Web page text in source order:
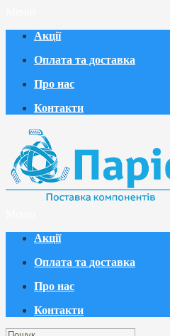
Акції
Оплата та доставка
Про нас
Контакти
Акції
Оплата та доставка
Про нас
Контакти